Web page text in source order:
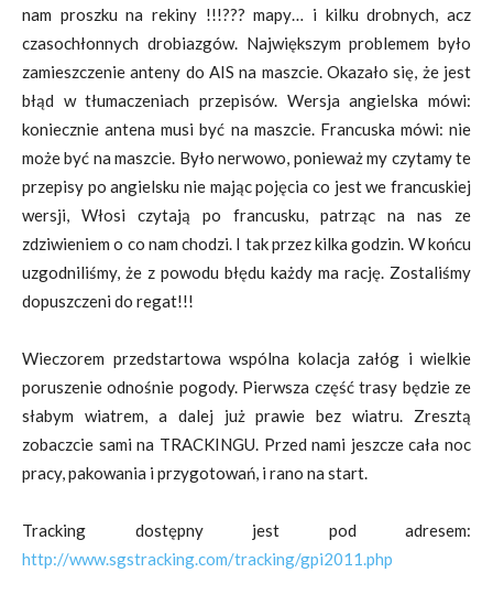
nam proszku na rekiny !!!??? mapy… i kilku drobnych, acz
czasochłonnych drobiazgów. Największym problemem było
zamieszczenie anteny do AIS na maszcie. Okazało się, że jest
błąd w tłumaczeniach przepisów. Wersja angielska mówi:
koniecznie antena musi być na maszcie. Francuska mówi: nie
może być na maszcie. Było nerwowo, ponieważ my czytamy te
przepisy po angielsku nie mając pojęcia co jest we francuskiej
wersji, Włosi czytają po francusku, patrząc na nas ze
zdziwieniem o co nam chodzi. I tak przez kilka godzin. W końcu
uzgodniliśmy, że z powodu błędu każdy ma rację. Zostaliśmy
dopuszczeni do regat!!!
Wieczorem przedstartowa wspólna kolacja załóg i wielkie
poruszenie odnośnie pogody. Pierwsza część trasy będzie ze
słabym wiatrem, a dalej już prawie bez wiatru. Zresztą
zobaczcie sami na TRACKINGU. Przed nami jeszcze cała noc
pracy, pakowania i przygotowań, i rano na start.
Tracking dostępny jest pod adresem:
http://www.sgstracking.com/tracking/gpi2011.php